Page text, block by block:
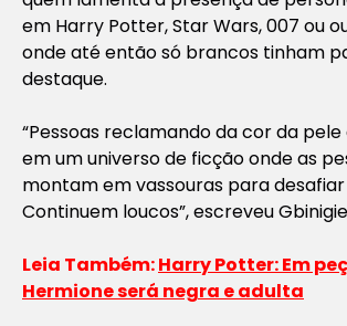
em Harry Potter, Star Wars, 007 ou
onde até então só brancos tinham
destaque.
“Pessoas reclamando da cor da
em um universo de ficção onde as
montam em vassouras para
Continuem loucos”, escreveu
Leia Também:Harry Potter: Em
Hermione será negra e adulta